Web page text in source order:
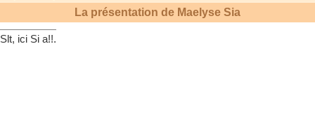
La présentation de Maelyse Sia
Slt, ici Si a!!.